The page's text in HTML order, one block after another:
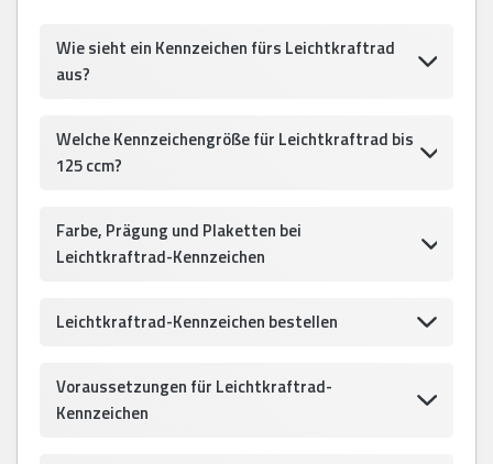
Wie sieht ein Kennzeichen fürs Leichtkraftrad
aus?
Welche Kennzeichengröße für Leichtkraftrad bis
125 ccm?
Farbe, Prägung und Plaketten bei
Leichtkraftrad-Kennzeichen
Leichtkraftrad-Kennzeichen bestellen
Voraussetzungen für Leichtkraftrad-
Kennzeichen